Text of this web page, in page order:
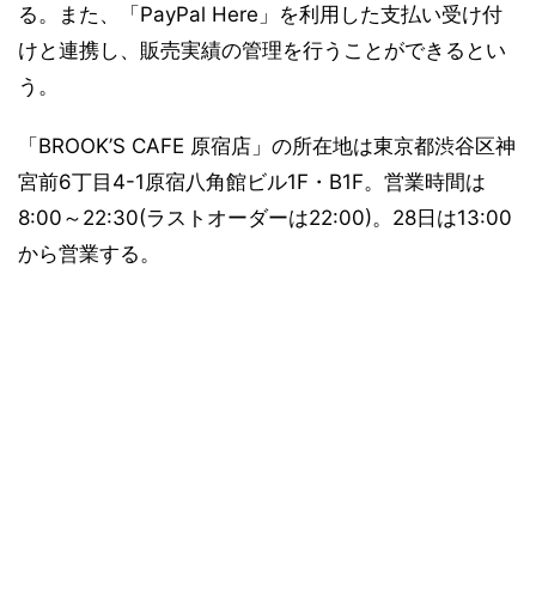
る。また、「PayPal Here」を利用した支払い受け付
けと連携し、販売実績の管理を行うことができるとい
う。
「BROOK’S CAFE 原宿店」の所在地は東京都渋谷区神
宮前6丁目4-1原宿八角館ビル1F・B1F。営業時間は
8:00～22:30(ラストオーダーは22:00)。28日は13:00
から営業する。